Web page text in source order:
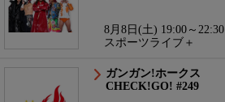
8月8日(土) 19:00～22:30
スポーツライブ＋
ガンガン!ホークス
CHECK!GO! #249